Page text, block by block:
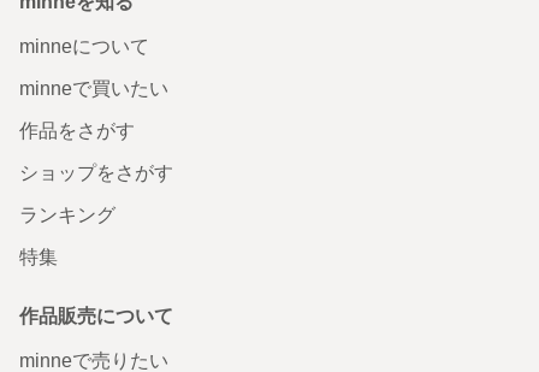
minneについて
minneで買いたい
作品をさがす
ショップをさがす
ランキング
特集
作品販売について
minneで売りたい